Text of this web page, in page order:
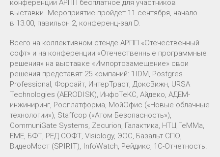
конференции АРПП бесплатное для участников
выставки. Мероприятие пройдет 11 сентября, начало
в 13.00, павильон 2, конференц-зал D.
Всего на коллективном стенде АРПП «Отечественный
софт» и на конференции «Отечественные программные
решения» на выставке «Импортозамещение» свои
решения представят 25 компаний: 1IDM, Postgres
Professional, Форсайт, ИнтерТраст, ДоксВижн, URSA
Technologies (AERODISK), ИнфоТеКС, Айдеко, АДЕМ-
инжиниринг, Росплатформа, МойОфис («Новые облачные
технологии»), Staffcop («Атом Безопасность»),
CommuniGate Systems, Zecurion, Галактика, НТЦ ГеММа,
ЕМЕ, БФТ, РЕД СОФТ, Visiology, ЭОС, Базальт СПО,
ВидеоМост (SPIRIT), InfoWatch, Рейдикс, 1С-Отчетность.